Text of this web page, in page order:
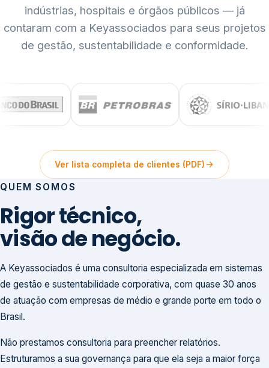
indústrias, hospitais e órgãos públicos — já
contaram com a Keyassociados para seus projetos
de gestão, sustentabilidade e conformidade.
Ver lista completa de clientes (PDF)
QUEM SOMOS
Rigor técnico,
visão de negócio.
A Keyassociados é uma consultoria especializada em sistemas
de gestão e sustentabilidade corporativa, com quase 30 anos
de atuação com empresas de médio e grande porte em todo o
Brasil.
Não prestamos consultoria para preencher relatórios.
Estruturamos a sua governança para que ela seja a maior força